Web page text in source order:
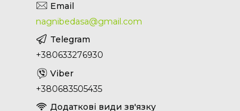
nagnibedasa@gmail.com
+380633276930
+380683505435